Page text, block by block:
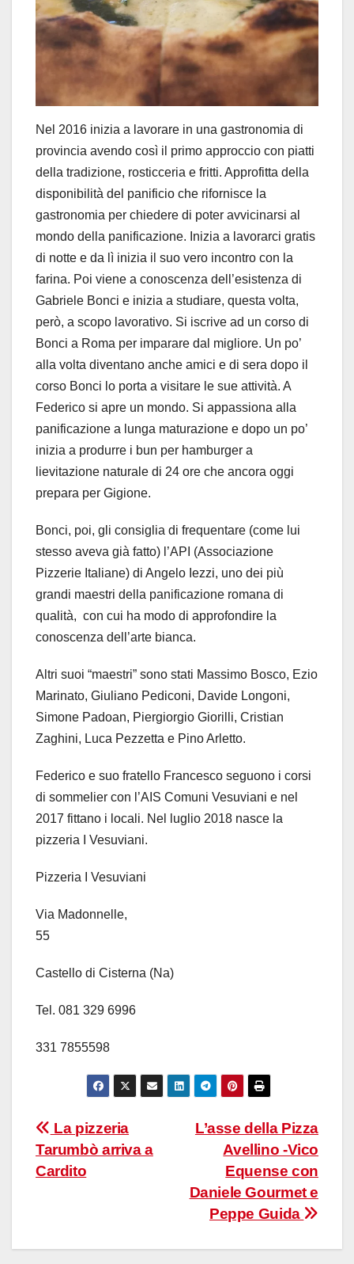
Nel 2016 inizia a lavorare in una gastronomia di
provincia avendo così il primo approccio con piatti
della tradizione, rosticceria e fritti. Approfitta della
disponibilità del panificio che rifornisce la
gastronomia per chiedere di poter avvicinarsi al
mondo della panificazione. Inizia a lavorarci gratis
di notte e da lì inizia il suo vero incontro con la
farina. Poi viene a conoscenza dell’esistenza di
Gabriele Bonci e inizia a studiare, questa volta,
però, a scopo lavorativo. Si iscrive ad un corso di
Bonci a Roma per imparare dal migliore. Un po’
alla volta diventano anche amici e di sera dopo il
corso Bonci lo porta a visitare le sue attività. A
Federico si apre un mondo. Si appassiona alla
panificazione a lunga maturazione e dopo un po’
inizia a produrre i bun per hamburger a
lievitazione naturale di 24 ore che ancora oggi
prepara per Gigione.
Bonci, poi, gli consiglia di frequentare (come lui
stesso aveva già fatto) l’API (Associazione
Pizzerie Italiane) di Angelo Iezzi, uno dei più
grandi maestri della panificazione romana di
qualità, con cui ha modo di approfondire la
conoscenza dell’arte bianca.
Altri suoi “maestri” sono stati Massimo Bosco, Ezio
Marinato, Giuliano Pediconi, Davide Longoni,
Simone Padoan, Piergiorgio Giorilli, Cristian
Zaghini, Luca Pezzetta e Pino Arletto.
Federico e suo fratello Francesco seguono i corsi
di sommelier con l’AIS Comuni Vesuviani e nel
2017 fittano i locali. Nel luglio 2018 nasce la
pizzeria I Vesuviani.
Pizzeria I Vesuviani
Via Madonnelle,
55
Castello di Cisterna (Na)
Tel. 081 329 6996
331 7855598
Navigazione
articoli
L’asse della Pizza
Avellino -Vico
Equense con
Daniele Gourmet e
Peppe Guida
La pizzeria
Tarumbò arriva a
Cardito